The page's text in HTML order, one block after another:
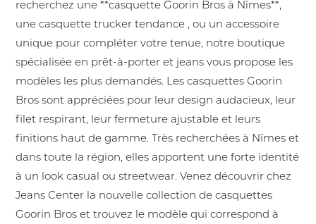
recherchez une **casquette Goorin Bros à Nîmes**,
une casquette trucker tendance , ou un accessoire
unique pour compléter votre tenue, notre boutique
spécialisée en prêt-à-porter et jeans vous propose les
modèles les plus demandés. Les casquettes Goorin
Bros sont appréciées pour leur design audacieux, leur
filet respirant, leur fermeture ajustable et leurs
finitions haut de gamme. Très recherchées à Nîmes et
dans toute la région, elles apportent une forte identité
à un look casual ou streetwear. Venez découvrir chez
Jeans Center la nouvelle collection de casquettes
Goorin Bros et trouvez le modèle qui correspond à